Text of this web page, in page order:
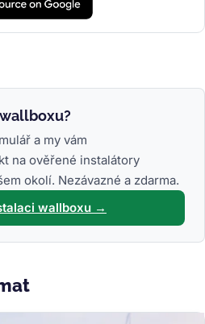
a my vám
na ověřené instalátory
okolí. Nezávazné a zdarma.
wallboxu →